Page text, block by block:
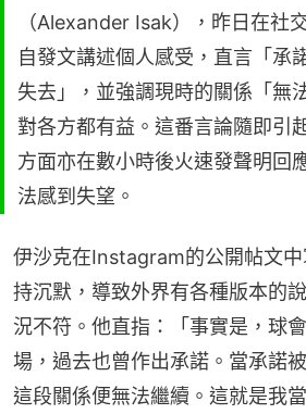
（Alexander Isak），昨日在社
自發文講述個人感受，直言「承
失去」，並強調現時的關係「無
對各方都有益。這番言論隨即引
方面亦在數小時後火速發聲明回
法感到失望。
伊沙克在Instagram的公開帖文
持沉默，導致外界有各種版本的
況不符。他直指：「事實是，球
場，過去也曾作出承諾。當承諾
這段關係便無法繼續。這就是我